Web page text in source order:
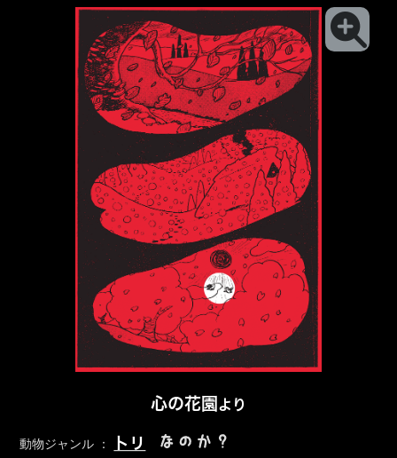
心の花園 より
動物ジャンル ： トリ なのか？